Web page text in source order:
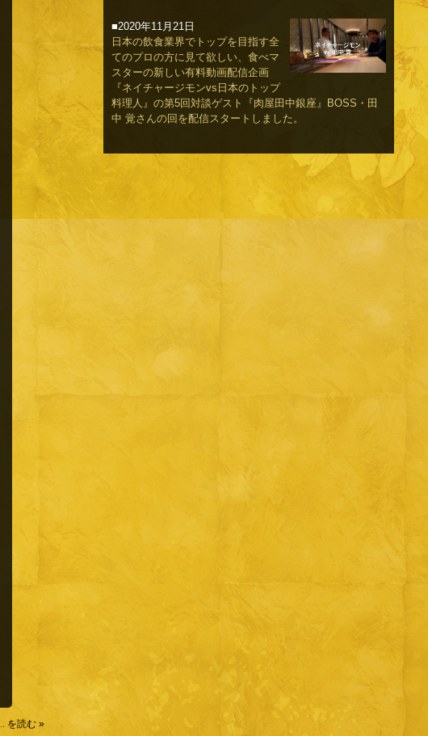
を読む »
■2020年11月21日
日本の飲食業界でトップを目指す全
てのプロの方に見て欲しい、食べマ
スターの新しい有料動画配信企画
『ネイチャージモンvs日本のトップ
料理人』の第5回対談ゲスト『肉屋田中銀座』BOSS・田
中 覚さんの回を配信スタートしました。